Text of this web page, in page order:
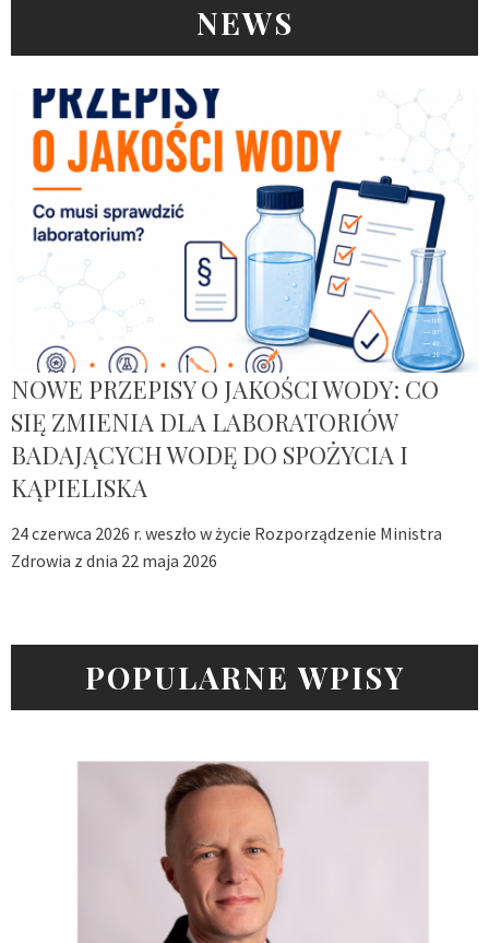
NEWS
NOWE PRZEPISY O JAKOŚCI WODY: CO
SIĘ ZMIENIA DLA LABORATORIÓW
BADAJĄCYCH WODĘ DO SPOŻYCIA I
KĄPIELISKA
24 czerwca 2026 r. weszło w życie Rozporządzenie Ministra
Zdrowia z dnia 22 maja 2026
POPULARNE WPISY